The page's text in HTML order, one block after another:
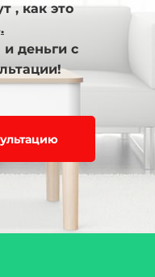
, как это
.
деньги с